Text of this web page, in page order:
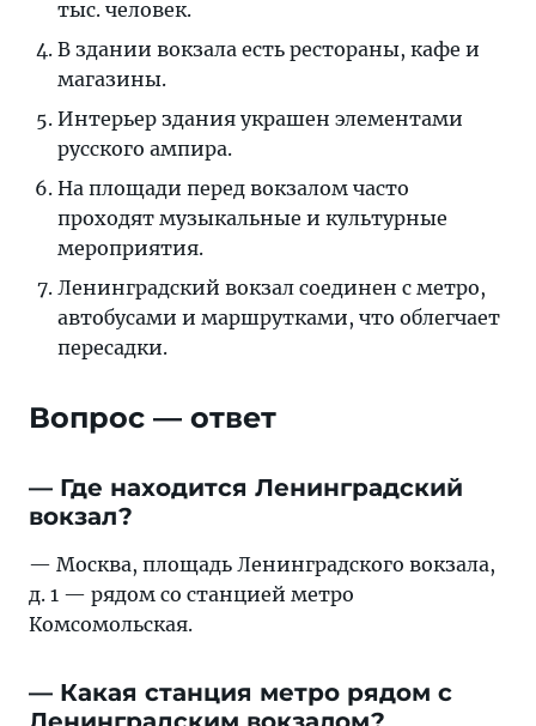
тыс. человек.
В здании вокзала есть рестораны, кафе и
магазины.
Интерьер здания украшен элементами
русского ампира.
На площади перед вокзалом часто
проходят музыкальные и культурные
мероприятия.
Ленинградский вокзал соединен с метро,
автобусами и маршрутками, что облегчает
пересадки.
Вопрос — ответ
— Где находится Ленинградский
вокзал?
— Москва, площадь Ленинградского вокзала,
д. 1 — рядом со станцией метро
Комсомольская.
— Какая станция метро рядом с